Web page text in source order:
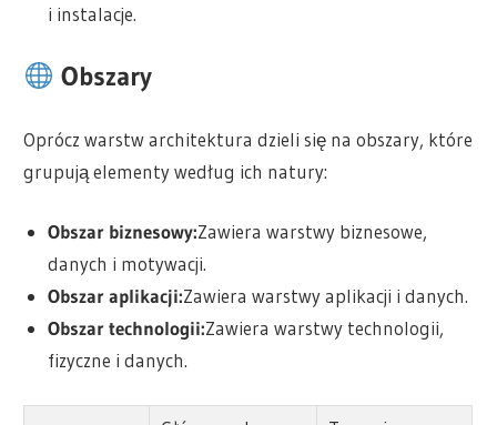
i instalacje.
Obszary
Oprócz warstw architektura dzieli się na obszary, które
grupują elementy według ich natury:
Obszar biznesowy:Zawiera warstwy biznesowe,
danych i motywacji.
Obszar aplikacji:Zawiera warstwy aplikacji i danych.
Obszar technologii:Zawiera warstwy technologii,
fizyczne i danych.